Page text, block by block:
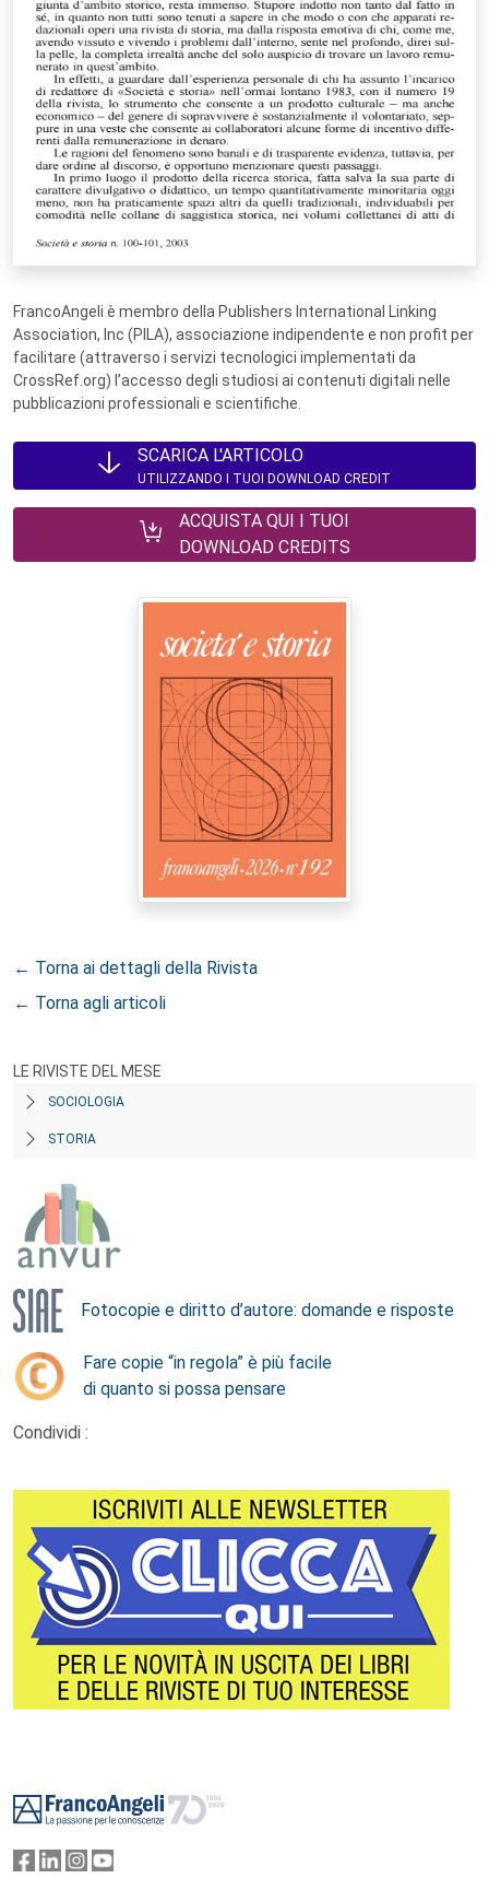
FrancoAngeli è membro della Publishers International Linking
Association, Inc (PILA), associazione indipendente e non profit per
facilitare (attraverso i servizi tecnologici implementati da
CrossRef.org) l’accesso degli studiosi ai contenuti digitali nelle
pubblicazioni professionali e scientifiche.
SCARICA L'ARTICOLO
UTILIZZANDO I TUOI DOWNLOAD CREDIT
ACQUISTA QUI I TUOI
DOWNLOAD CREDITS
← Torna ai dettagli della Rivista
← Torna agli articoli
LE RIVISTE DEL MESE
SOCIOLOGIA
STORIA
Fotocopie e diritto d’autore: domande e risposte
Fare copie “in regola” è più facile
di quanto si possa pensare
Condividi :